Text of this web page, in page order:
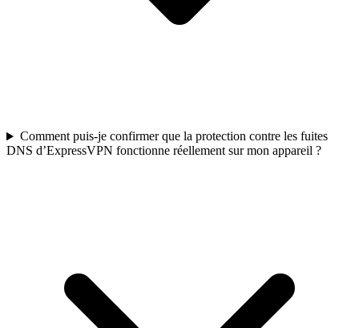
Comment puis-je confirmer que la protection contre les fuites
DNS d’ExpressVPN fonctionne réellement sur mon appareil ?